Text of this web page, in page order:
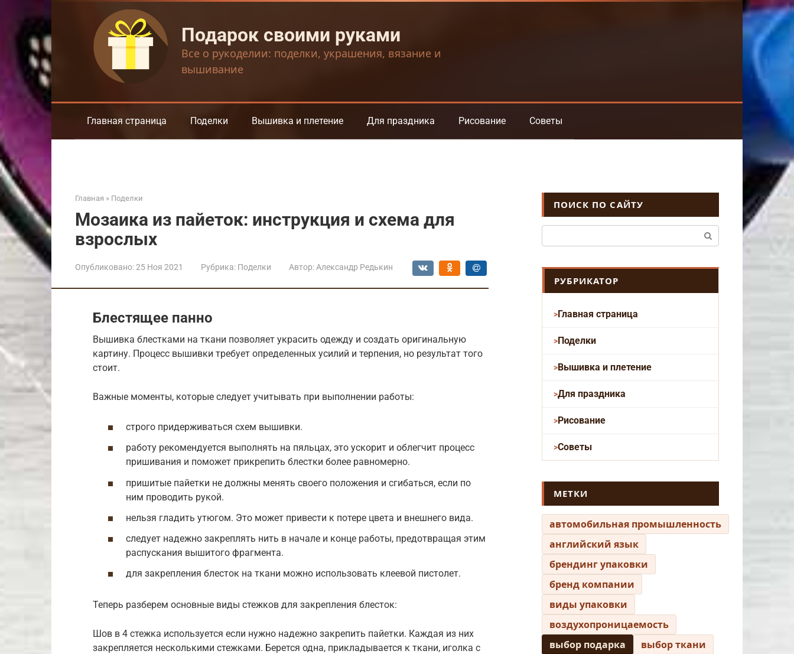
контенту
Подарок своими руками
Все о рукоделии: поделки, украшения, вязание и
вышивание
Главная страница Поделки Вышивка и плетение Для праздника Рисование Советы
Главная » Поделки
Мозаика из пайеток: инструкция и схема для
взрослых
Опубликовано:25 Ноя 2021 Рубрика: Поделки Автор: Александр Редькин
Блестящее панно
Вышивка блестками на ткани позволяет украсить одежду и создать оригинальную
картину. Процесс вышивки требует определенных усилий и терпения, но результат того
стоит.
Важные моменты, которые следует учитывать при выполнении работы:
строго придерживаться схем вышивки.
работу рекомендуется выполнять на пяльцах, это ускорит и облегчит процесс
пришивания и поможет прикрепить блестки более равномерно.
пришитые пайетки не должны менять своего положения и сгибаться, если по
ним проводить рукой.
нельзя гладить утюгом. Это может привести к потере цвета и внешнего вида.
следует надежно закреплять нить в начале и конце работы, предотвращая этим
распускания вышитого фрагмента.
для закрепления блесток на ткани можно использовать клеевой пистолет.
Теперь разберем основные виды стежков для закрепления блесток:
Шов в 4 стежка используется если нужно надежно закрепить пайетки. Каждая из них
закрепляется несколькими стежками. Берется одна, прикладывается к ткани, иголка с
ПОИСК ПО САЙТУ
РУБРИКАТОР
Главная страница
Поделки
Вышивка и плетение
Для праздника
Рисование
Советы
МЕТКИ
автомобильная промышленность
английский язык
брендинг упаковки
бренд компании
виды упаковки
воздухопроницаемость
выбор подарка
выбор ткани